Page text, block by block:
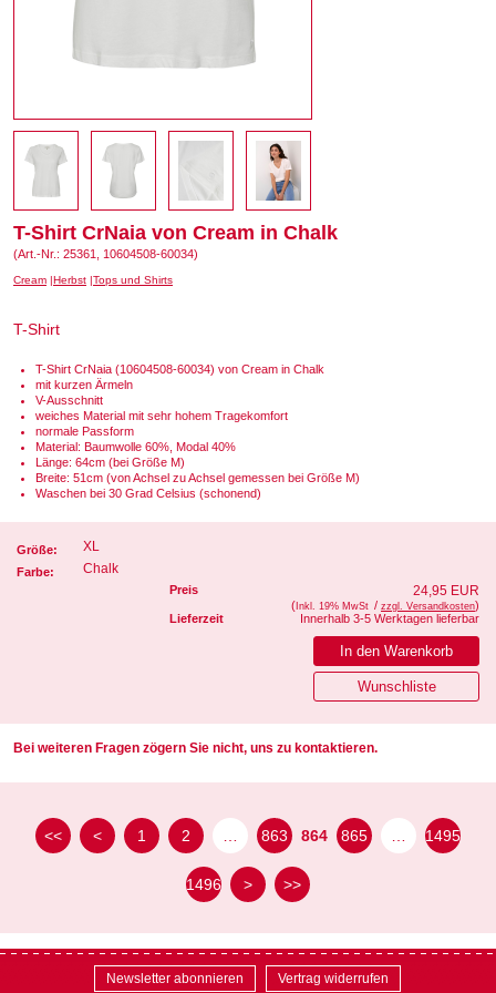
T-Shirt CrNaia von Cream in Chalk
(Art.-Nr.: 25361, 10604508-60034)
Cream Herbst Tops und Shirts
T-Shirt
T-Shirt CrNaia (10604508-60034) von Cream in Chalk
mit kurzen Ärmeln
V-Ausschnitt
weiches Material mit sehr hohem Tragekomfort
normale Passform
Material: Baumwolle 60%, Modal 40%
Länge: 64cm (bei Größe M)
Breite: 51cm (von Achsel zu Achsel gemessen bei Größe M)
Waschen bei 30 Grad Celsius (schonend)
Größe: XL
Farbe: Chalk
Preis 24,95 EUR
( Inkl. 19% MwSt / zzgl. Versandkosten)
Lieferzeit
Innerhalb 3-5 Werktagen lieferbar
Bei weiteren Fragen zögern Sie nicht, uns zu kontaktieren.
<< < 1 2 863 864 865 1495
1496 > >>
Newsletter abonnieren Vertrag widerrufen